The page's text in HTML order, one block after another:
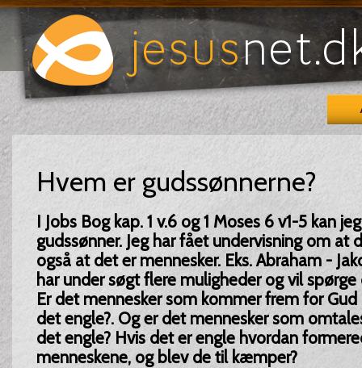
Hvem er gudssønnerne?
I Jobs Bog kap. 1 v.6 og 1 Moses 6 v1-5 kan
gudssønner. Jeg har fået undervisning om at
også at det er mennesker. Eks. Abraham -
har under søgt flere muligheder og vil
Er det mennesker som kommer frem for Gud
det engle?. Og er det mennesker som
det engle? Hvis det er engle hvordan
menneskene, og blev de til kæmper?